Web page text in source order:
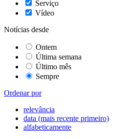
Serviço
Vídeo
Notícias desde
Ontem
Última semana
Último mês
Sempre
Ordenar por
relevância
data (mais recente primeiro)
alfabeticamente